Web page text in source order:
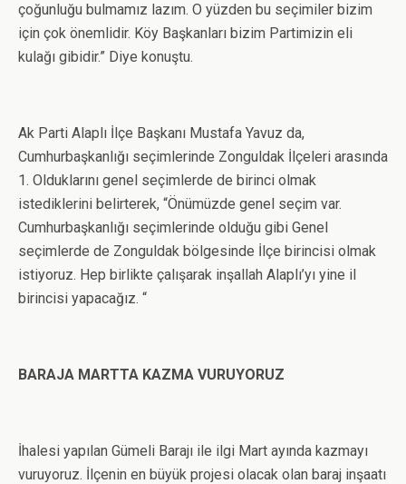
çoğunluğu bulmamız lazım. O yüzden bu seçimiler bizim
için çok önemlidir. Köy Başkanları bizim Partimizin eli
kulağı gibidir.” Diye konuştu.
Ak Parti Alaplı İlçe Başkanı Mustafa Yavuz da,
Cumhurbaşkanlığı seçimlerinde Zonguldak İlçeleri arasında
1. Olduklarını genel seçimlerde de birinci olmak
istediklerini belirterek, “Önümüzde genel seçim var.
Cumhurbaşkanlığı seçimlerinde olduğu gibi Genel
seçimlerde de Zonguldak bölgesinde İlçe birincisi olmak
istiyoruz. Hep birlikte çalışarak inşallah Alaplı’yı yine il
birincisi yapacağız. “
BARAJA MARTTA KAZMA VURUYORUZ
İhalesi yapılan Gümeli Barajı ile ilgi Mart ayında kazmayı
vuruyoruz. İlçenin en büyük projesi olacak olan baraj inşaatı